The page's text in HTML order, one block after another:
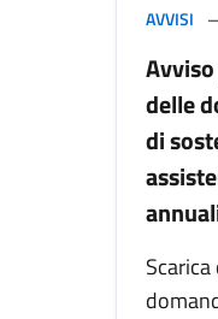
AVVISI
delle
di